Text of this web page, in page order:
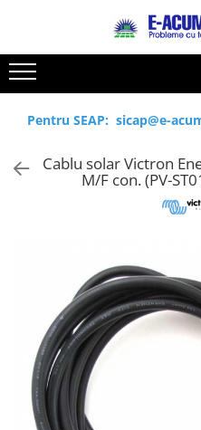
Toate Produsele
Acumulatori, Baterii si
Uzuale
Baterii alcaline
Accesorii baterii
Baterii Industriale
Acumulatori
Ni-MH
Li-Ion
Incarcatoare acumulatori
Reduceri de vara
Cabluri
Acumulatori
Prelungitoare
Panouri fotovoltaice
Statii de incarcare EV
Pentru SEAP: sicap@e-
Cablu solar Victron
M/F con. (PV-